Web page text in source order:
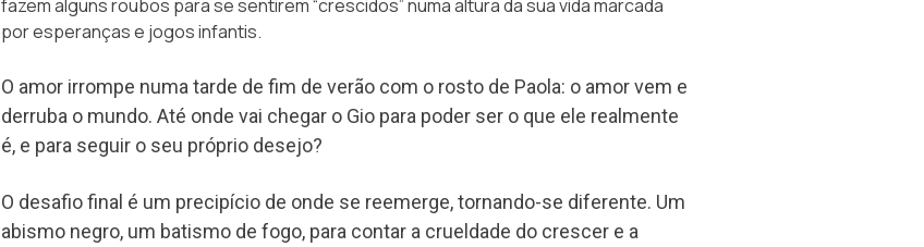
fazem alguns roubos para se sentirem “crescidos” numa altura da sua vida marcada
por esperanças e jogos infantis.
O amor irrompe numa tarde de fim de verão com o rosto de Paola: o amor vem e
derruba o mundo. Até onde vai chegar o Gio para poder ser o que ele realmente
é, e para seguir o seu próprio desejo?
O desafio final é um precipício de onde se reemerge, tornando-se diferente. Um
abismo negro, um batismo de fogo, para contar a crueldade do crescer e a